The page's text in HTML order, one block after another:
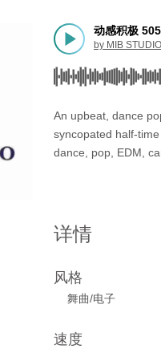
动感积极
by MIB STUDIO
An upbeat, dance
syncopated half-
dance, pop, EDM,
详情
风格
舞曲/电子
速度